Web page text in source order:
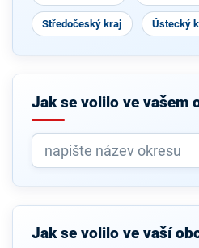
Středočeský kraj Ústecký
Jak se volilo ve vašem
Jak se volilo ve vaší